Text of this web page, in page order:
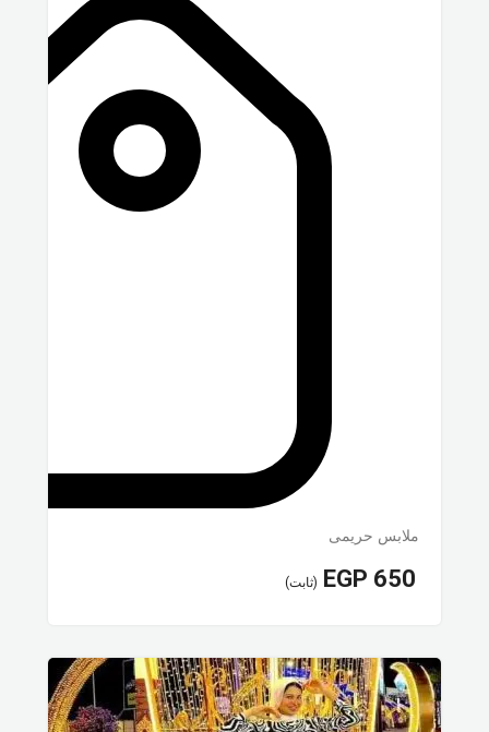
ملابس حريمى
EGP 650 (ثابت)